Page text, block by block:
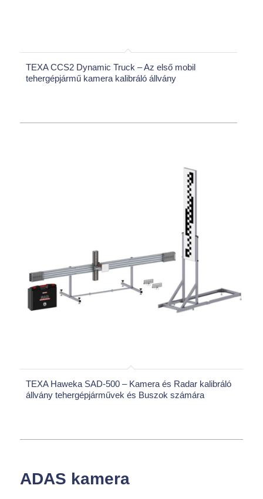
TEXA CCS2 Dynamic Truck – Az első mobil
tehergépjármű kamera kalibráló állvány
TEXA Haweka SAD-500 – Kamera és Radar kalibráló
állvány tehergépjárművek és Buszok számára
ADAS kamera